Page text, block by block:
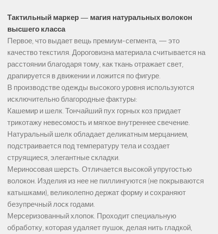
Тактильный маркер — магия натуральных волокон
высшего класса
Первое, что выдает вещь премиум-сегмента, — это
качество текстиля. Дороговизна материала считывается на
расстоянии благодаря тому, как ткань отражает свет,
драпируется в движении и ложится по фигуре.
В производстве одежды высокого уровня используются
исключительно благородные фактуры:
Кашемир и шелк. Тончайший пух горных коз придает
трикотажу невесомость и мягкое внутреннее свечение.
Натуральный шелк обладает деликатным мерцанием,
подстраивается под температуру тела и создает
струящиеся, элегантные складки.
Мериносовая шерсть. Отличается высокой упругостью
волокон. Изделия из нее не пиллингуются (не покрываются
катышками), великолепно держат форму и сохраняют
безупречный лоск годами.
Мерсеризованный хлопок. Проходит специальную
обработку, которая удаляет пушок, делая нить гладкой,